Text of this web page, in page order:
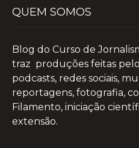
QUEM SOMOS
Blog do Curso de
traz produções feitas
podcasts, redes sociais,
reportagens, fotografia,
Filamento, iniciação
extensão.